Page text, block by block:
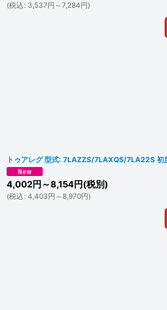
(税込 : 3,537円 ～7,284円)
トゥアレグ 型式: 7LAZZS/7LAXQS/7LA22S
4,002円 ～8,154円(税別)
(税込 : 4,403円 ～8,970円)